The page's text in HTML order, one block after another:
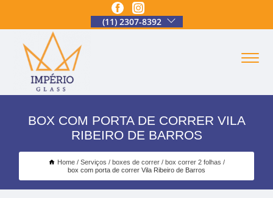
(11) 2307-8392
BOX COM PORTA DE CORRER VILA
RIBEIRO DE BARROS
Home Serviços boxes de correr
box correr 2 folhas
box com porta de correr Vila Ribeiro de Barros